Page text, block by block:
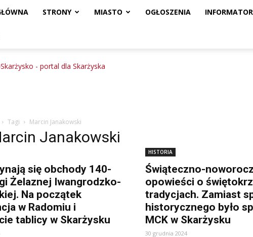
STRONY MIASTO OGŁOSZENIA INFORMATOR
Tagi Marcin Janakowski
Janakowski
się obchody 140-
Żelaznej Iwangrodzko-
Na początek
w Radomiu i
tablicy w Skarżysku
HISTORIA
Świąteczno-
opowieści o
tradycjach. Zamiast
historycznego było
MCK w Skarżysku
30 grudnia 2024